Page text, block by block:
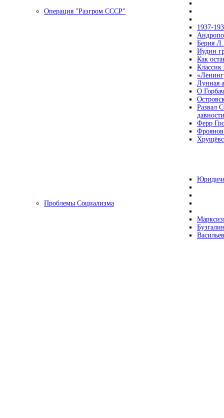
Операция "Разгром СССР"
1937-
Берия
Иудин
Как
Лунная
О
Развал
давности
Ферр
Проблемы Социализма